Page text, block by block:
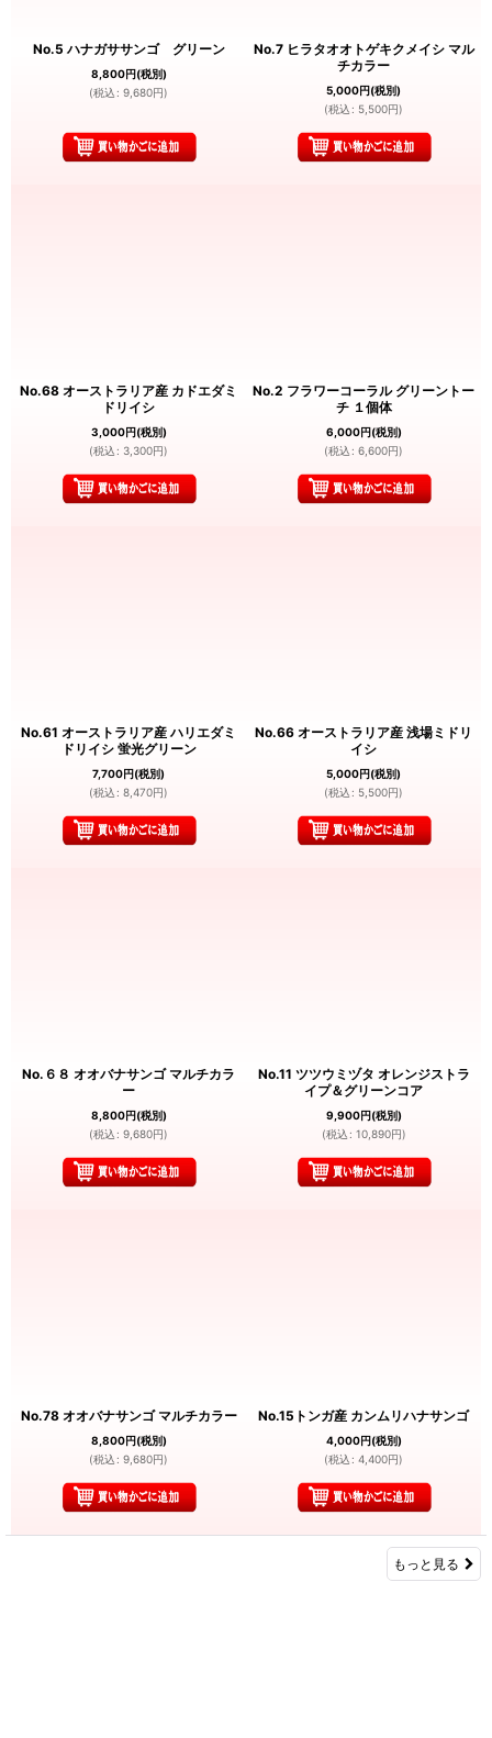
No.5 ハナガササンゴ グリーン
8,800円(税別)
(税込 : 9,680円)
No.7 ヒラタオオトゲキクメイシ マル
チカラー
5,000円(税別)
(税込 : 5,500円)
No.68 オーストラリア産 カドエダミ
ドリイシ
3,000円(税別)
(税込 : 3,300円)
No.2 フラワーコーラル グリーントー
チ １個体
6,000円(税別)
(税込 : 6,600円)
No.61 オーストラリア産 ハリエダミ
ドリイシ 蛍光グリーン
7,700円(税別)
(税込 : 8,470円)
No.66 オーストラリア産 浅場ミドリ
イシ
5,000円(税別)
(税込 : 5,500円)
No.６８ オオバナサンゴ マルチカラ
ー
8,800円(税別)
(税込 : 9,680円)
No.11 ツツウミヅタ オレンジストラ
イプ＆グリーンコア
9,900円(税別)
(税込 : 10,890円)
No.78 オオバナサンゴ マルチカラー
8,800円(税別)
(税込 : 9,680円)
No.15トンガ産 カンムリハナサンゴ
4,000円(税別)
(税込 : 4,400円)
もっと見る